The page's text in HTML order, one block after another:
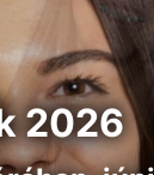
2026